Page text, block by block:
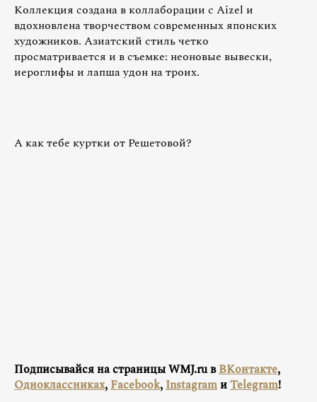
Коллекция создана в коллаборации с Aizel и
вдохновлена творчеством современных японских
художников. Азиатский стиль четко
просматривается и в съемке: неоновые вывески,
иероглифы и лапша удон на троих.
А как тебе куртки от Решетовой?
Подписывайся на страницы WMJ.ru вВКонтакте,
Одноклассниках, Facebook, InstagramиTelegram!